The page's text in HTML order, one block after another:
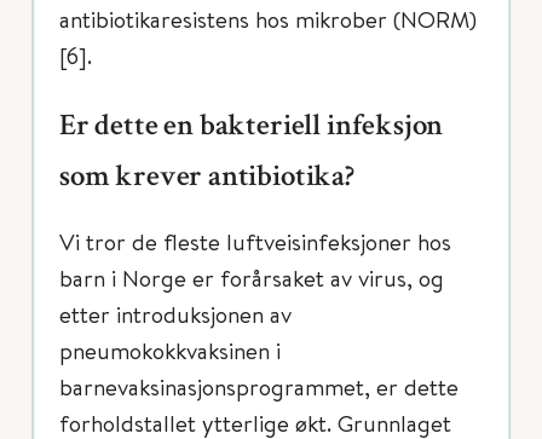
antibiotikaresistens hos mikrober (NORM)
[6].
Er dette en bakteriell infeksjon
som krever antibiotika?
Vi tror de fleste luftveisinfeksjoner hos
barn i Norge er forårsaket av virus, og
etter introduksjonen av
pneumokokkvaksinen i
barnevaksinasjonsprogrammet, er dette
forholdstallet ytterlige økt. Grunnlaget